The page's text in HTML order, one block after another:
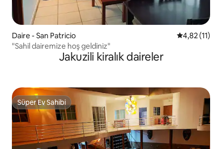
Daire - San Patricio 5 üzerinden
4,82 (11)
"Sahil dairemize hoş geldiniz"
Jakuzili kiralık daireler
Süper Ev Sahibi
Süper Ev Sahibi